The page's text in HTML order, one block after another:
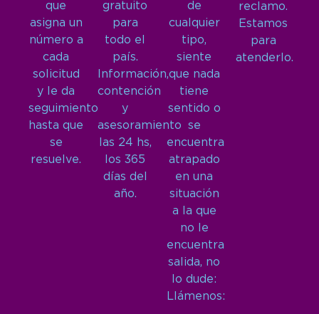
que
asigna un
número a
cada
solicitud
y le da
seguimiento
hasta que
se
resuelve.
gratuito
para
todo el
país.
Información,
contención
y
asesoramiento
las 24 hs,
los 365
días del
año.
de
cualquier
tipo,
siente
que nada
tiene
sentido o
se
encuentra
atrapado
en una
situación
a la que
no le
encuentra
salida, no
lo dude:
Llámenos:
reclamo.
Estamos
para
atenderlo.